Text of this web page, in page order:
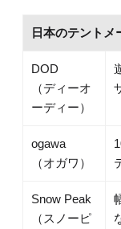
日本のテントメ
DOD
（ディーオ
ーディー）
ogawa
（オガワ）
Snow Peak
（スノーピ